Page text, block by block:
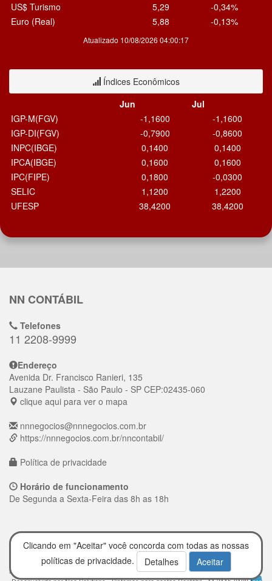
Atualizado 10/08/2026 04:00:17
US$ Turismo
5,29
-0,34%
Euro (Real)
5,88 -0,13%
Índices Econômicos
Jun
Jul
IGP-M(FGV)
-1,1600
-1,1600
IGP-DI(FGV)
-0,7900
-0,8600
INPC(IBGE)
0,1400
0,1400
IPCA(IBGE)
0,1600
0,1600
IPC(FIPE)
0,1800
-0,0300
SELIC
1,1200
1,2200
UFESP
38,4200 38,4200
NN CONTÁBIL
Telefones
11 2208-9999
Endereço
Avenida Dr. Francisco Ranieri, 135
Lauzane Paulista - São Paulo - SP CEP:02435-060
clique aqui para ver o mapa
nnnegocios@nnnegocios.com.br
https://nnnegocios.com.br/nncontabil/
Política de privacidade
Horário de funcionamento
De Segunda a Sexta-Feira das 8h as 18h
NN CONTÁBIL © 2026 Todos os direitos reservados.
Clicando em "Aceitar" você concorda com todas as nossas
políticas de privacidade.
Detalhes Aceitar